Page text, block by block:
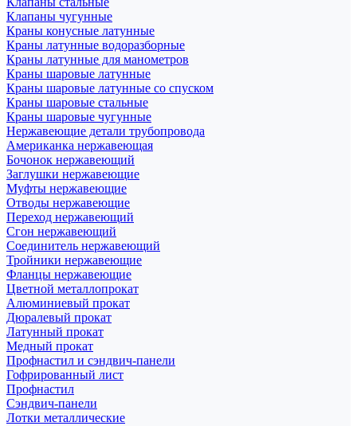
Клапаны чугунные
Краны конусные латунные
Краны латунные водоразборные
Краны латунные для манометров
Краны шаровые латунные
Краны шаровые латунные со спуском
Краны шаровые стальные
Краны шаровые чугунные
Нержавеющие детали трубопровода
Американка нержавеющая
Бочонок нержавеющий
Заглушки нержавеющие
Муфты нержавеющие
Отводы нержавеющие
Переход нержавеющий
Сгон нержавеющий
Соединитель нержавеющий
Тройники нержавеющие
Фланцы нержавеющие
Цветной металлопрокат
Алюминиевый прокат
Дюралевый прокат
Латунный прокат
Медный прокат
Профнастил и сэндвич-панели
Гофрированный лист
Профнастил
Сэндвич-панели
Лотки металлические